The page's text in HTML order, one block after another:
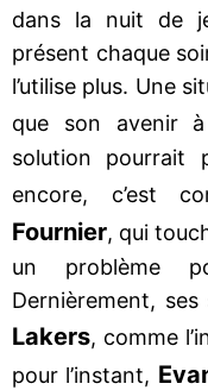
dans la nuit de
présent chaque
l’utilise plus. Une
que son avenir à
solution pourrait
encore, c’est
Fournier, qui
un problème
Dernièrement,
Lakers, comme
pour l’instant,